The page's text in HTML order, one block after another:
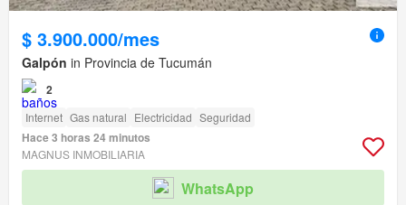
$ 3.900.000/mes
Galpón in Provincia de Tucumán
2
Internet Gas natural Electricidad Seguridad
Hace 3 horas 24 minutos
MAGNUS INMOBILIARIA
WhatsApp